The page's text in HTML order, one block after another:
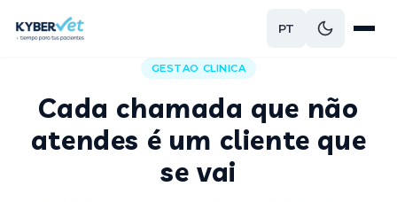
PT
Voltar ao blog
GESTAO CLINICA
Cada chamada que não
atendes é um cliente que
se vai